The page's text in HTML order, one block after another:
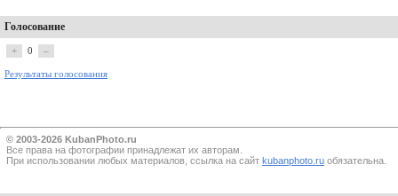
Голосование
+ 0 –
Результаты голосования
© 2003-2026 KubanPhoto.ru
Все прaва на фотографии принадлежат их авторам.
При использовании любых материалов, ссылка на сайт kubanphoto.ru обязательна.